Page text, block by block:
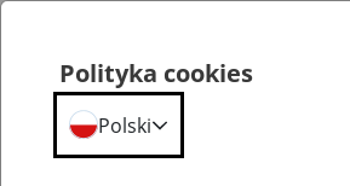
Polityka cookies
Polski